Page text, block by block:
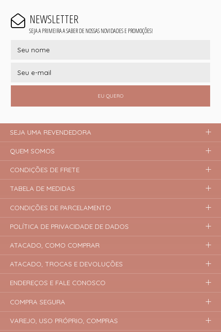
NEWSLETTER
SEJA A PRIMEIRA A SABER DE NOSSAS NOVIDADES E PROMOÇÕES!
EU QUERO
SEJA UMA REVENDEDORA
QUEM SOMOS
CONDIÇÕES DE FRETE
TABELA DE MEDIDAS
CONDIÇÕES DE PARCELAMENTO
POLÍTICA DE PRIVACIDADE DE DADOS
ATACADO, COMO COMPRAR
ATACADO, TROCAS E DEVOLUÇÕES
ENDEREÇOS E FALE CONOSCO
COMPRA SEGURA
VAREJO, USO PRÓPRIO, COMPRAS